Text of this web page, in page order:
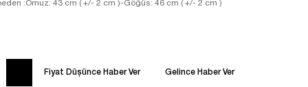
L beden :Omuz: 43 cm ( +/- 2 cm )-Göğüs: 46 cm ( +/- 2 cm )
Fiyat Düşünce Haber Ver Gelince Haber Ver